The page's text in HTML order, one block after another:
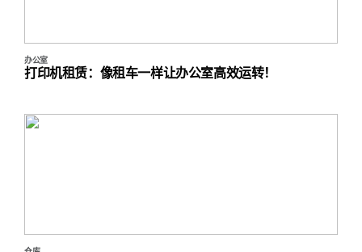
打印机租赁：像租车一样让办公室高效运转！
办公室